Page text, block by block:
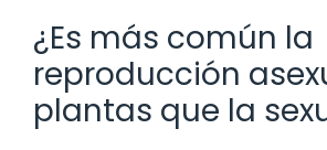
¿Es más común la
reproducción
plantas que la